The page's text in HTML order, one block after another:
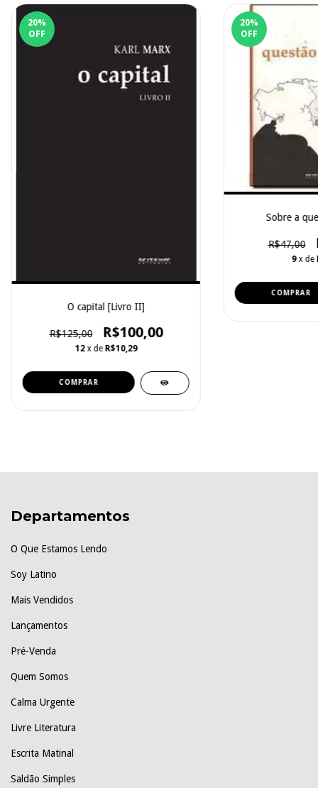
20%
OFF
O capital [Livro II]
R$125,00 R$100,00
12 x de R$10,29
20%
OFF
Sobre a
R$47,00
9 x de
Departamentos
O Que Estamos Lendo
Soy Latino
Mais Vendidos
Lançamentos
Pré-Venda
Quem Somos
Calma Urgente
Livre Literatura
Escrita Matinal
Saldão Simples